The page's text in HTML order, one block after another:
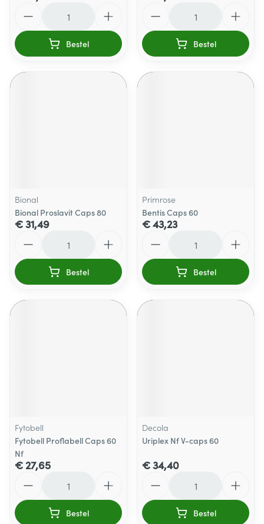
Bestel Bestel
Bional
Bional Proslavit Caps 80
€ 31,49
Bestel
Primrose
Bentis Caps 60
€ 43,23
Bestel
Fytobell
Fytobell Proflabell Caps 60
Nf
€ 27,65
Bestel
Decola
Uriplex Nf V-caps 60
€ 34,40
Bestel